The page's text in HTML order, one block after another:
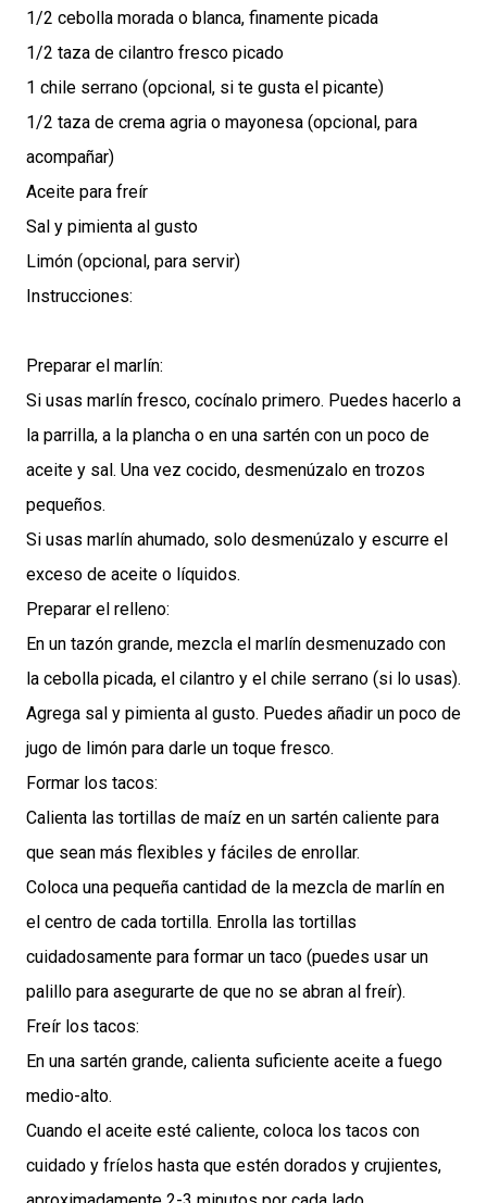
1/2 cebolla morada o blanca, finamente picada
1/2 taza de cilantro fresco picado
1 chile serrano (opcional, si te gusta el picante)
1/2 taza de crema agria o mayonesa (opcional, para
acompañar)
Aceite para freír
Sal y pimienta al gusto
Limón (opcional, para servir)
Instrucciones:
Preparar el marlín:
Si usas marlín fresco, cocínalo primero. Puedes hacerlo a
la parrilla, a la plancha o en una sartén con un poco de
aceite y sal. Una vez cocido, desmenúzalo en trozos
pequeños.
Si usas marlín ahumado, solo desmenúzalo y escurre el
exceso de aceite o líquidos.
Preparar el relleno:
En un tazón grande, mezcla el marlín desmenuzado con
la cebolla picada, el cilantro y el chile serrano (si lo usas).
Agrega sal y pimienta al gusto. Puedes añadir un poco de
jugo de limón para darle un toque fresco.
Formar los tacos:
Calienta las tortillas de maíz en un sartén caliente para
que sean más flexibles y fáciles de enrollar.
Coloca una pequeña cantidad de la mezcla de marlín en
el centro de cada tortilla. Enrolla las tortillas
cuidadosamente para formar un taco (puedes usar un
palillo para asegurarte de que no se abran al freír).
Freír los tacos:
En una sartén grande, calienta suficiente aceite a fuego
medio-alto.
Cuando el aceite esté caliente, coloca los tacos con
cuidado y fríelos hasta que estén dorados y crujientes,